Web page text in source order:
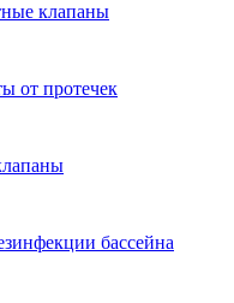
клапаны
от протечек
бассейна